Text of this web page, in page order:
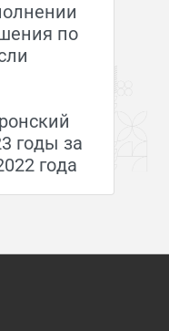
по
годы за
года